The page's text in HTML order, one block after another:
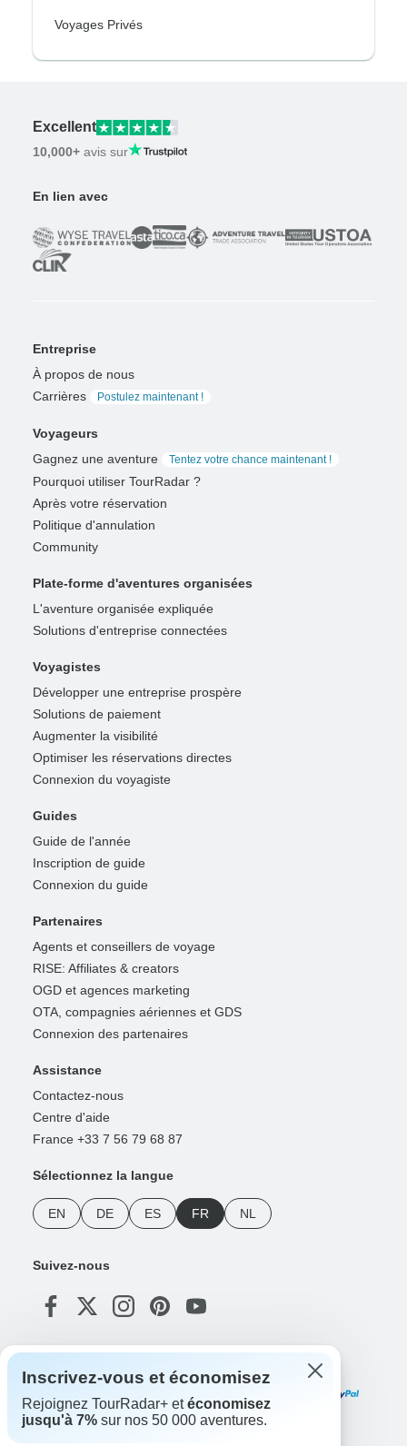
Voyages Privés
Excellent
10,000+ avis sur
En lien avec
Entreprise
À propos de nous
Carrières
Postulez maintenant !
Voyageurs
Gagnez une aventure
Tentez votre chance maintenant !
Pourquoi utiliser TourRadar ?
Après votre réservation
Politique d'annulation
Community
Plate-forme d'aventures organisées
L'aventure organisée expliquée
Solutions d'entreprise connectées
Voyagistes
Développer une entreprise prospère
Solutions de paiement
Augmenter la visibilité
Optimiser les réservations directes
Connexion du voyagiste
Guides
Guide de l'année
Inscription de guide
Connexion du guide
Partenaires
Agents et conseillers de voyage
RISE: Affiliates & creators
OGD et agences marketing
OTA, compagnies aériennes et GDS
Connexion des partenaires
Assistance
Contactez-nous
Centre d'aide
France +33 7 56 79 68 87
Sélectionnez la langue
EN DE ES FR NL
Suivez-nous
Inscrivez-vous et économisez
Rejoignez TourRadar+ etéconomisez
jusqu'à 7% sur nos 50 000 aventures.